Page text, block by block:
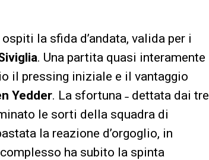
la sfida d’andata, valida per i
. Una partita quasi interamente
il pressing iniziale e il vantaggio
Yedder. La sfortuna ˗ dettata dai tre
le sorti della squadra di
la reazione d’orgoglio, in
ha subito la spinta